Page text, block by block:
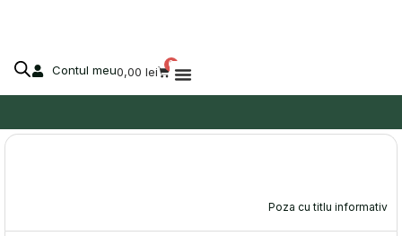
Contul meu0,00 lei
0
Cart
Poza cu titlu informativ